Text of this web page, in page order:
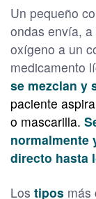
Un pequeño
ondas envía,
oxígeno a un
medicamento
se mezclan y
paciente
o mascarilla.
normalmente
directo hasta
Los tipos más